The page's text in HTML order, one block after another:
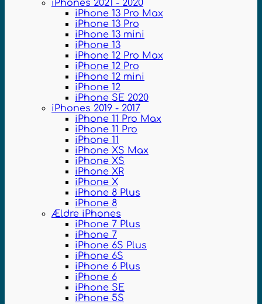
iPhones 2021 - 2020
iPhone 13 Pro Max
iPhone 13 Pro
iPhone 13 mini
iPhone 13
iPhone 12 Pro Max
iPhone 12 Pro
iPhone 12 mini
iPhone 12
iPhone SE 2020
iPhones 2019 - 2017
iPhone 11 Pro Max
iPhone 11 Pro
iPhone 11
iPhone XS Max
iPhone XS
iPhone XR
iPhone X
iPhone 8 Plus
iPhone 8
Ældre iPhones
iPhone 7 Plus
iPhone 7
iPhone 6S Plus
iPhone 6S
iPhone 6 Plus
iPhone 6
iPhone SE
iPhone 5S